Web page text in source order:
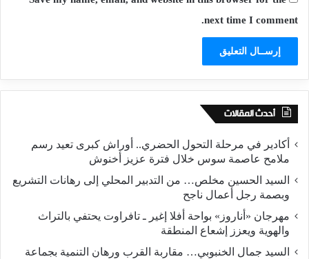
next time I comment.
أحدث المقالات
أكادير في مرحلة التحول الحضري.. أوراش كبرى تعيد رسم
ملامح عاصمة سوس خلال فترة عزيز أخنوش
السيد الحسين مخلص… من التدبير المحلي إلى رهانات التشريع
وبصمة رجل أعمال ناجح
مهرجان «أناروز» بواحة أفلا إغير ـ تافراوت يحتفي بالتراث
والهوية ويعزز إشعاع المنطقة
السيد جمال الخنبوبي… مقاربة القرب ورهان التنمية بجماعة